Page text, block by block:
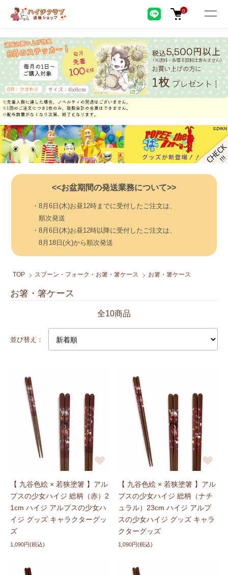
0
<<お盆期間の発送業務について>>
・8月6日(木)お昼12時までに受付したご注文は、
順次発送
・8月6日(木)お昼12時以降に受付したご注文は、
8月18日(火)から順次発送
TOP スプーン・フォーク・お箸・箸ケース お箸・箸ケース
お箸・箸ケース
全10商品
並び替え：
【 九谷色絵 × 若狭塗箸 】アル
プスの少女ハイジ 総柄（赤）2
1cm ハイジ アルプスの少女ハ
イジ グッズ キャラクターグッ
ズ
1,090円(税込)
【 九谷色絵 × 若狭塗箸 】アル
プスの少女ハイジ 総柄（ナチ
ュラル）23cm ハイジ アルプ
スの少女ハイジ グッズ キャラ
クターグッズ
1,090円(税込)